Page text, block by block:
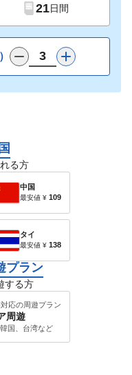
21日間
る方
中国
最安値 ¥ 109
タイ
最安値 ¥ 138
プラン
する方
応の周遊プラン
周遊
国、台湾など